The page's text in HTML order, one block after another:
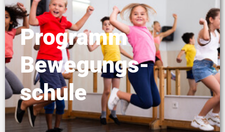
Programm
Bewegungs-
schule